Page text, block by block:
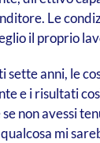
Le
il proprio
sette anni, le
e i risultati
non avessi
mi